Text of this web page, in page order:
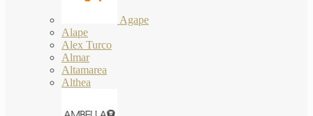
Agape
Alape
Alex Turco
Almar
Altamarea
Althea